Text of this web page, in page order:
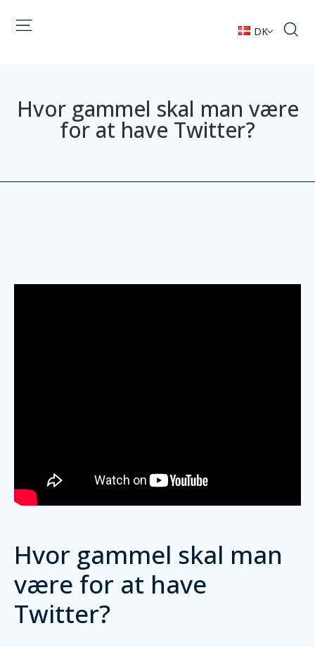
DK
Hvor gammel skal man være
for at have Twitter?
Hvor gammel skal man
være for at have
Twitter?